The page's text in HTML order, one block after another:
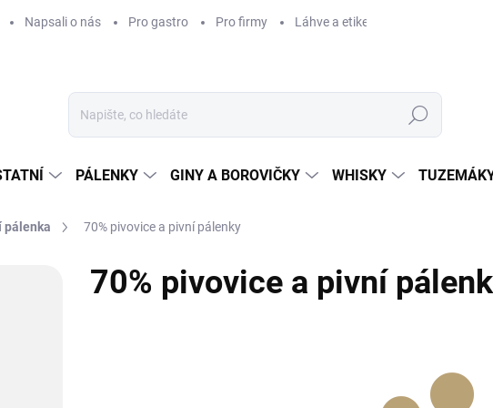
Napsali o nás Pro gastro Pro firmy Láhve a etikety na míru
Hledat
PÁLENKY GINY A BOROVIČKY WHISKY
pálenka 70% pivovice a pivní pálenky
70% pivovice a pivní